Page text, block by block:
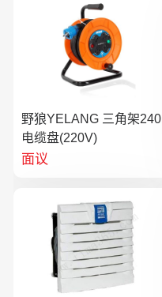
野狼YELANG 三角架240
电缆盘(220V)
面议